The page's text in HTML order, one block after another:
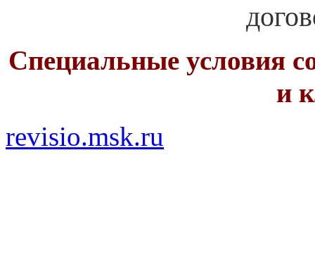
Специальные условия
и
revisio.msk.ru